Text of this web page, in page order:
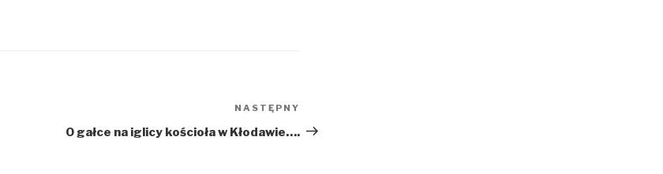
wpis
NASTĘPNY
O gałce na iglicy kościoła w Kłodawie….